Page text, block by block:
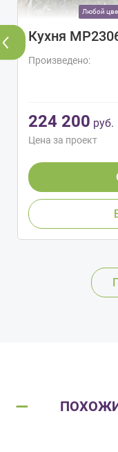
Любой
Кухня
Произведено:
224 200 руб.
Цена за проект